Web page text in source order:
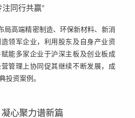
同行共赢”
高端精密制造、环保新材料、新消
领军企业，利用股东及自身产业资
能多家企业于沪深主板及创业板成
管理上协同促其继续不断发展，成
投资案例。
心聚力谱新篇